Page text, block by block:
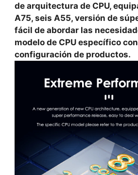
de arquitectura de CPU,
A75, seis A55, versión de
fácil de abordar las
modelo de CPU específico
configuración de productos.